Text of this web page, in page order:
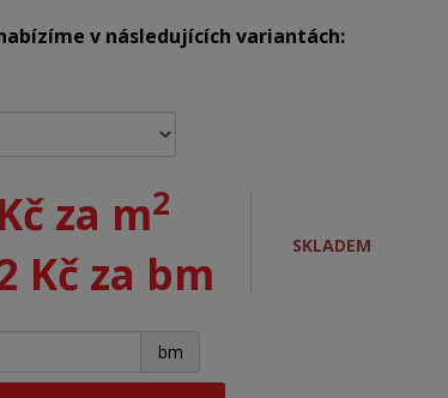
v následujících variantách:
za m2
Kč za bm
SKLADEM
bm
+ -